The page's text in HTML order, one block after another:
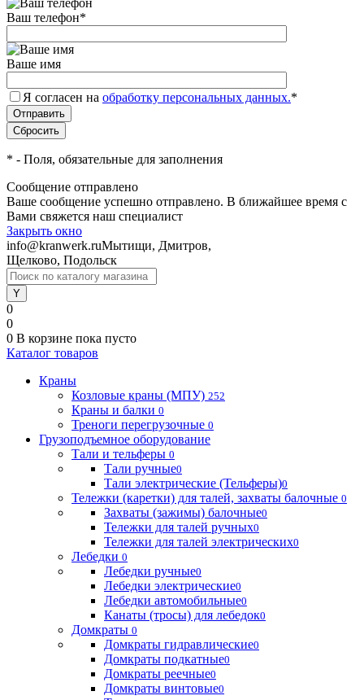
Ваш телефон*
Ваше имя
Я согласен на обработку персональных данных.*
* - Поля, обязательные для заполнения
Сообщение отправлено
Ваше сообщение успешно отправлено. В ближайшее время с
Вами свяжется наш специалист
Закрыть окно
info@kranwerk.ruМытищи, Дмитров,
Щелково, Подольск
0
0
0 В корзине пока пусто
Каталог товаров
Краны
Козловые краны (МПУ) 252
Краны и балки 0
Треноги перегрузочные 0
Грузоподъемное оборудование
Тали и тельферы 0
Тали ручные0
Тали электрические (Тельферы)0
Тележки (каретки) для талей, захваты балочные 0
Захваты (зажимы) балочные0
Тележки для талей ручных0
Тележки для талей электрических0
Лебедки 0
Лебедки ручные0
Лебедки электрические0
Лебедки автомобильные0
Канаты (тросы) для лебедок0
Домкраты 0
Домкраты гидравлические0
Домкраты подкатные0
Домкраты реечные0
Домкраты винтовые0